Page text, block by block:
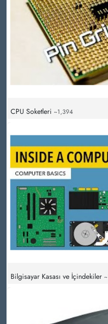
CPU Soketleri ~1,394
Bilgisayar Kasası ve İçindekiler